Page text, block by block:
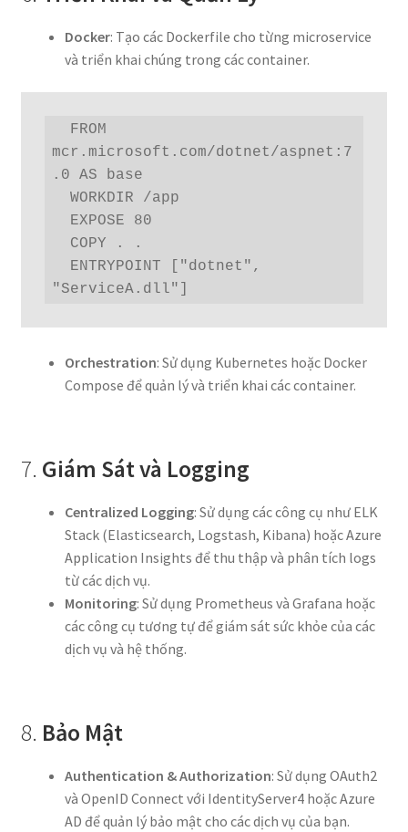
Docker: Tạo các Dockerfile cho từng microservice
và triển khai chúng trong các container.
mcr.microsoft.com/dotnet/aspnet:7
.0 AS base
  WORKDIR /app
"ServiceA.dll"]
Orchestration: Sử dụng Kubernetes hoặc Docker
Compose để quản lý và triển khai các container.
7. Giám Sát và Logging
Centralized Logging: Sử dụng các công cụ như ELK
Stack (Elasticsearch, Logstash, Kibana) hoặc Azure
Application Insights để thu thập và phân tích logs
từ các dịch vụ.
Monitoring: Sử dụng Prometheus và Grafana hoặc
các công cụ tương tự để giám sát sức khỏe của các
dịch vụ và hệ thống.
8. Bảo Mật
Authentication & Authorization: Sử dụng OAuth2
và OpenID Connect với IdentityServer4 hoặc Azure
AD để quản lý bảo mật cho các dịch vụ của bạn.